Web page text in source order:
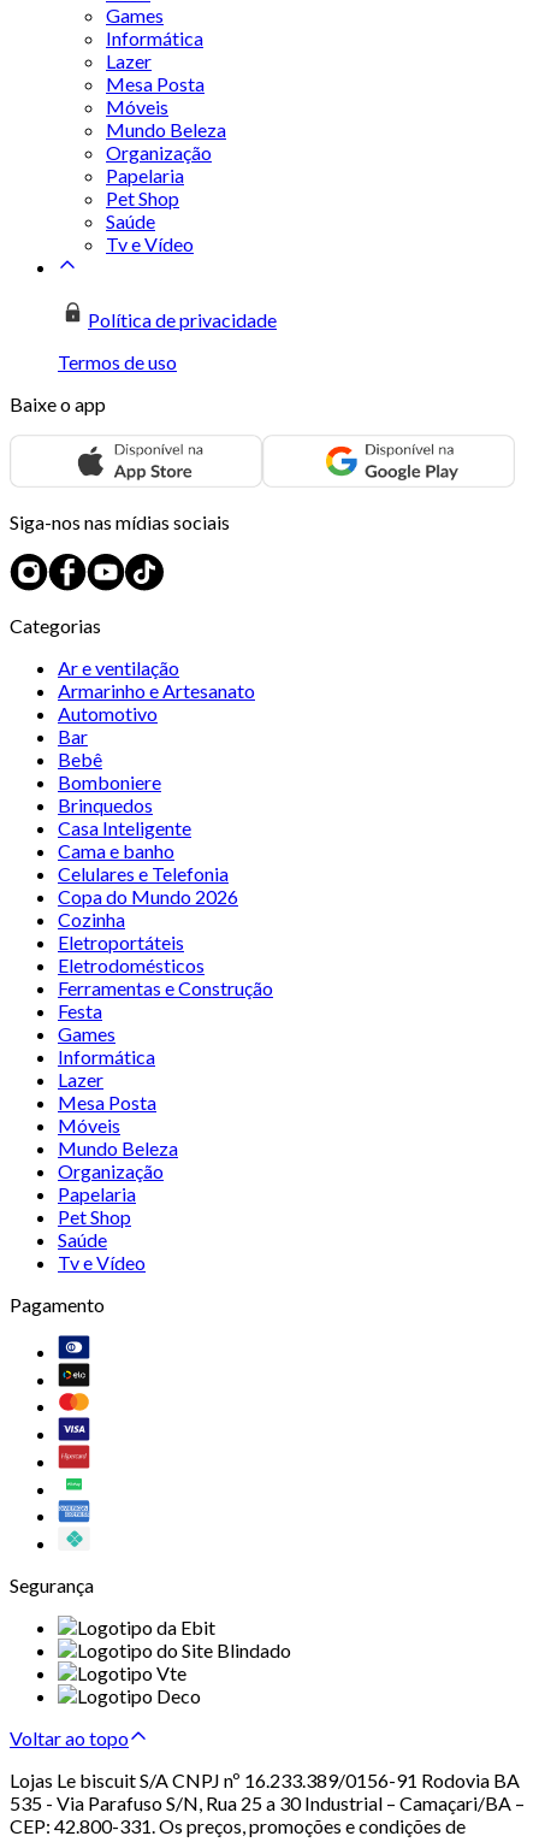
Games
Informática
Lazer
Mesa Posta
Móveis
Mundo Beleza
Organização
Papelaria
Pet Shop
Saúde
Tv e Vídeo
Política de privacidade
Termos de uso
Baixe o app
Siga-nos nas mídias sociais
Categorias
Ar e ventilação
Armarinho e Artesanato
Automotivo
Bar
Bebê
Bomboniere
Brinquedos
Casa Inteligente
Cama e banho
Celulares e Telefonia
Copa do Mundo 2026
Cozinha
Eletroportáteis
Eletrodomésticos
Ferramentas e Construção
Festa
Games
Informática
Lazer
Mesa Posta
Móveis
Mundo Beleza
Organização
Papelaria
Pet Shop
Saúde
Tv e Vídeo
Pagamento
Segurança
Voltar ao topo
Lojas Le biscuit S/A CNPJ nº 16.233.389/0156-91 Rodovia BA
535 - Via Parafuso S/N, Rua 25 a 30 Industrial – Camaçari/BA –
CEP: 42.800-331. Os preços, promoções e condições de